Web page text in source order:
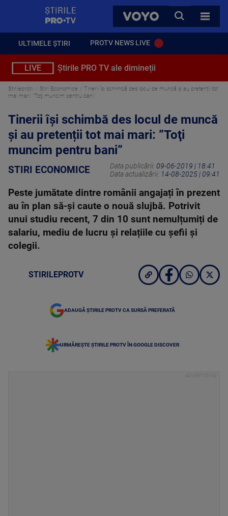
VOYO
CAUTA
TOATE
ULTIMELE ȘTIRI PROTV NEWS LIVE
LIVE Știrile PRO TV ale dimineții
Stirileprotv Stiri Economice
Tinerii își schimbă des locul de muncă și au pretenții tot
mai mari: ”Toţi muncim pentru bani”
Tinerii își schimbă des locul de muncă
și au pretenții tot mai mari: ”Toţi
muncim pentru bani”
STIRI ECONOMICE Data publicării: 09-06-2019 | 18:41
Data actualizării: 14-08-2025 | 09:41
Peste jumătate dintre românii angajați în prezent
au în plan să-și caute o nouă slujbă. Potrivit
unui studiu recent, 7 din 10 sunt nemulțumiți de
salariu, mediu de lucru și relațiile cu șefii și
colegii.
STIRILEPROTV
ADAUGĂ ȘTIRILE PROTV CA SURSĂ PREFERATĂ
URMĂREȘTE ȘTIRILE PROTV ÎN GOOGLE DISCOVER